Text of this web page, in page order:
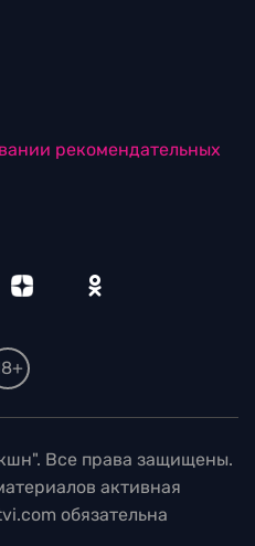
рекомендательных
Все права защищены.
активная
обязательна